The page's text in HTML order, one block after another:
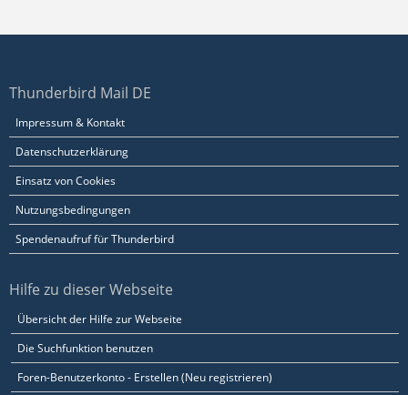
Thunderbird Mail DE
Impressum & Kontakt
Datenschutzerklärung
Einsatz von Cookies
Nutzungsbedingungen
Spendenaufruf für Thunderbird
Hilfe zu dieser Webseite
Übersicht der Hilfe zur Webseite
Die Suchfunktion benutzen
Foren-Benutzerkonto - Erstellen (Neu registrieren)